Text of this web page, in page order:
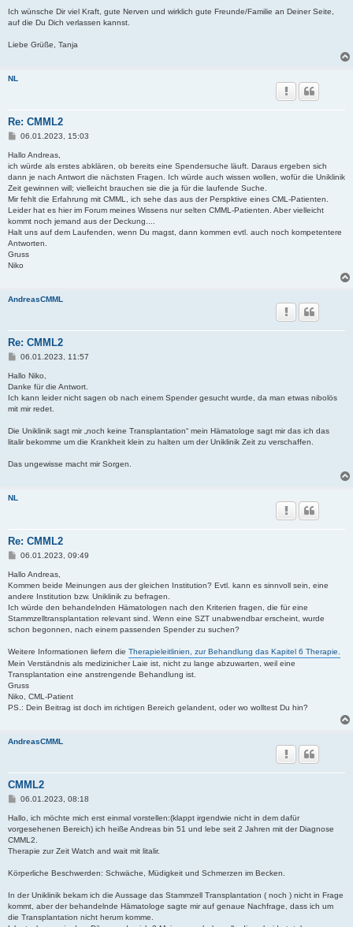
Ich wünsche Dir viel Kraft, gute Nerven und wirklich gute Freunde/Familie an Deiner Seite,
auf die Du Dich verlassen kannst.
Liebe Grüße, Tanja
NL
Re: CMML2
B
i
t
a
g
06.01.2023, 15:03
Hallo Andreas,
ich würde als erstes abklären, ob bereits eine Spendersuche läuft. Daraus ergeben sich
dann je nach Antwort die nächsten Fragen. Ich würde auch wissen wollen, wofür die Uniklinik
Zeit gewinnen will; vielleicht brauchen sie die ja für die laufende Suche.
Mir fehlt die Erfahrung mit CMML, ich sehe das aus der Perspktive eines CML-Patienten.
Leider hat es hier im Forum meines Wissens nur selten CMML-Patienten. Aber vielleicht
kommt noch jemand aus der Deckung....
Halt uns auf dem Laufenden, wenn Du magst, dann kommen evtl. auch noch kompetentere
Antworten.
Gruss
Niko
AndreasCMML
Re: CMML2
B
i
t
a
g
06.01.2023, 11:57
Hallo Niko,
Danke für die Antwort.
Ich kann leider nicht sagen ob nach einem Spender gesucht wurde, da man etwas nibolös
mit mir redet.
Die Uniklinik sagt mir „noch keine Transplantation“ mein Hämatologe sagt mir das ich das
litalir bekomme um die Krankheit klein zu halten um der Uniklinik Zeit zu verschaffen.
Das ungewisse macht mir Sorgen.
NL
Re: CMML2
B
i
t
a
g
06.01.2023, 09:49
Hallo Andreas,
Kommen beide Meinungen aus der gleichen Institution? Evtl. kann es sinnvoll sein, eine
andere Institution bzw. Uniklinik zu befragen.
Ich würde den behandelnden Hämatologen nach den Kriterien fragen, die für eine
Stammzelltransplantation relevant sind. Wenn eine SZT unabwendbar erscheint, wurde
schon begonnen, nach einem passenden Spender zu suchen?
Weitere Informationen liefern die Therapieleitlinien, zur Behandlung das Kapitel 6 Therapie.
Mein Verständnis als medizinicher Laie ist, nicht zu lange abzuwarten, weil eine
Transplantation eine anstrengende Behandlung ist.
Gruss
Niko, CML-Patient
PS.: Dein Beitrag ist doch im richtigen Bereich gelandent, oder wo wolltest Du hin?
AndreasCMML
CMML2
B
i
t
r
a
g
06.01.2023, 08:18
Hallo, ich möchte mich erst einmal vorstellen:(klappt irgendwie nicht in dem dafür
vorgesehenen Bereich) ich heiße Andreas bin 51 und lebe seit 2 Jahren mit der Diagnose
CMML2.
Therapie zur Zeit Watch and wait mit litalir.
Körperliche Beschwerden: Schwäche, Müdigkeit und Schmerzen im Becken.
In der Uniklinik bekam ich die Aussage das Stammzell Transplantation ( noch ) nicht in Frage
kommt, aber der behandelnde Hämatologe sagte mir auf genaue Nachfrage, dass ich um
die Transplantation nicht herum komme.